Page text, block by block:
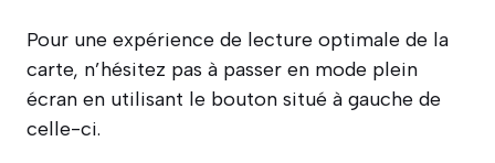
Pour une expérience de lecture optimale de la
carte, n’hésitez pas à passer en mode plein
écran en utilisant le bouton situé à gauche de
celle-ci.